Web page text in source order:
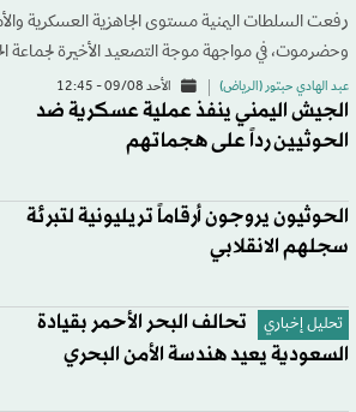
رفعت السلطات اليمنية مستوى الجاهزية العسكرية
وحضرموت، في مواجهة موجة التصعيد الأخيرة لجماعة
عبد الهادي حبتور (الرياض) الأحد 09/08 - 12:45
الجيش اليمني ينفذ عملية عسكرية ضد
الحوثيين رداً على هجماتهم
الحوثيون يروجون أرقاماً تريليونية لتبرئة
سجلهم الانقلابي
تحليل إخباري
تحالف البحر الأحمر بقيادة
السعودية يعيد هندسة الأمن البحري